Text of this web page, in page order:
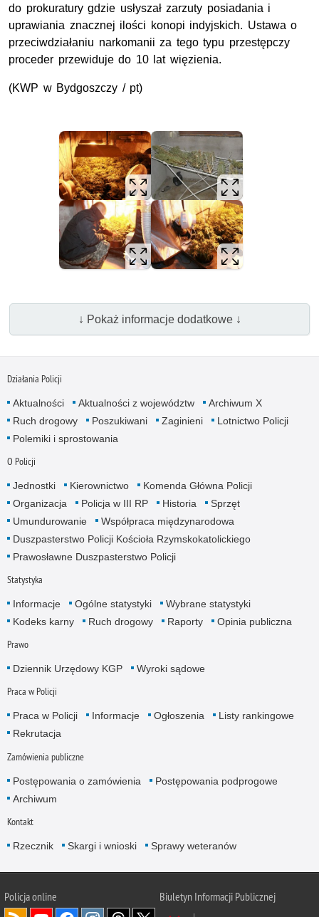
do prokuratury gdzie usłyszał zarzuty posiadania i
uprawiania znacznej ilości konopi indyjskich. Ustawa o
przeciwdziałaniu narkomanii za tego typu przestępczy
proceder przewiduje do 10 lat więzienia.
(KWP w Bydgoszczy / pt)
↓ Pokaż informacje dodatkowe ↓
Działania Policji
Aktualności Aktualności z województw
Archiwum X
Ruch drogowy
Poszukiwani Zaginieni
Lotnictwo Policji
Polemiki i sprostowania
O Policji
Jednostki Kierownictwo
Komenda Główna Policji
Organizacja
Policja w III RP Historia
Sprzęt
Umundurowanie
Współpraca międzynarodowa
Duszpasterstwo Policji Kościoła Rzymskokatolickiego
Prawosławne Duszpasterstwo Policji
Statystyka
Informacje Ogólne statystyki
Wybrane statystyki
Kodeks karny
Ruch drogowy Raporty Opinia publiczna
Prawo
Dziennik Urzędowy KGP Wyroki sądowe
Praca w Policji
Praca w Policji Informacje Ogłoszenia
Listy rankingowe
Rekrutacja
Zamówienia publiczne
Postępowania o zamówienia
Postępowania podprogowe
Archiwum
Kontakt
Rzecznik Skargi i wnioski Sprawy weteranów
Policjaonline
Biuletyn Informacji Publicznej